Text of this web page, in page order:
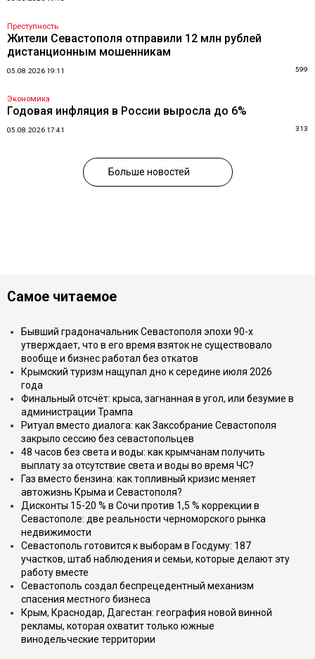
Преступность
Жители Севастополя отправили 12 млн рублей
дистанционным мошенникам
05.08.2026 19:11 599
Экономика
Годовая инфляция в России выросла до 6%
05.08.2026 17:41 313
Больше новостей
Самое читаемое
Бывший градоначальник Севастополя эпохи 90-х
утверждает, что в его время взяток не существовало
вообще и бизнес работал без откатов
Крымский туризм нащупал дно к середине июля 2026
года
Финальный отсчёт: крыса, загнанная в угол, или безумие в
администрации Трампа
Ритуал вместо диалога: как Заксобрание Севастополя
закрыло сессию без севастопольцев
48 часов без света и воды: как крымчанам получить
выплату за отсутствие света и воды во время ЧС?
Газ вместо бензина: как топливный кризис меняет
автожизнь Крыма и Севастополя?
Дисконты 15-20 % в Сочи против 1,5 % коррекции в
Севастополе: две реальности черноморского рынка
недвижимости
Севастополь готовится к выборам в Госдуму: 187
участков, штаб наблюдения и семьи, которые делают эту
работу вместе
Севастополь создал беспрецедентный механизм
спасения местного бизнеса
Крым, Краснодар, Дагестан: география новой винной
рекламы, которая охватит только южные
винодельческие территории